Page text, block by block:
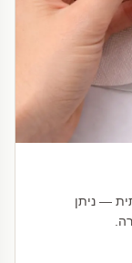
— ניתן